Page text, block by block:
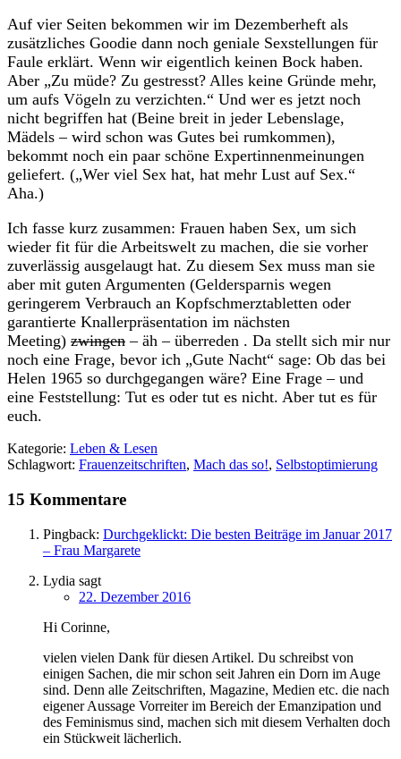
Auf vier Seiten bekommen wir im Dezemberheft als
zusätzliches Goodie dann noch geniale Sexstellungen für
Faule erklärt. Wenn wir eigentlich keinen Bock haben.
Aber „Zu müde? Zu gestresst? Alles keine Gründe mehr,
um aufs Vögeln zu verzichten.“ Und wer es jetzt noch
nicht begriffen hat (Beine breit in jeder Lebenslage,
Mädels – wird schon was Gutes bei rumkommen),
bekommt noch ein paar schöne Expertinnenmeinungen
geliefert. („Wer viel Sex hat, hat mehr Lust auf Sex.“
Aha.)
Ich fasse kurz zusammen: Frauen haben Sex, um sich
wieder fit für die Arbeitswelt zu machen, die sie vorher
zuverlässig ausgelaugt hat. Zu diesem Sex muss man sie
aber mit guten Argumenten (Geldersparnis wegen
geringerem Verbrauch an Kopfschmerztabletten oder
garantierte Knallerpräsentation im nächsten
Meeting) zwingen – äh – überreden . Da stellt sich mir nur
noch eine Frage, bevor ich „Gute Nacht“ sage: Ob das bei
Helen 1965 so durchgegangen wäre? Eine Frage – und
eine Feststellung: Tut es oder tut es nicht. Aber tut es für
euch.
Kategorie: Leben & Lesen
Schlagwort: Frauenzeitschriften, Mach das so!, Selbstoptimierung
15 Kommentare
Pingback: Durchgeklickt: Die besten Beiträge im Januar 2017
– Frau Margarete
Lydia sagt
22. Dezember 2016
Hi Corinne,
vielen vielen Dank für diesen Artikel. Du schreibst von
einigen Sachen, die mir schon seit Jahren ein Dorn im Auge
sind. Denn alle Zeitschriften, Magazine, Medien etc. die nach
eigener Aussage Vorreiter im Bereich der Emanzipation und
des Feminismus sind, machen sich mit diesem Verhalten doch
ein Stückweit lächerlich.